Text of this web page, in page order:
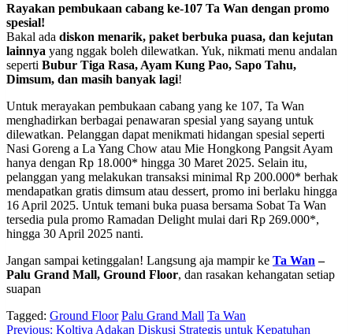
Rayakan pembukaan cabang ke-107 Ta Wan dengan promo
spesial!
Bakal ada diskon menarik, paket berbuka puasa, dan kejutan
lainnya yang nggak boleh dilewatkan. Yuk, nikmati menu andalan
seperti Bubur Tiga Rasa, Ayam Kung Pao, Sapo Tahu,
Dimsum, dan masih banyak lagi!
Untuk merayakan pembukaan cabang yang ke 107, Ta Wan
menghadirkan berbagai penawaran spesial yang sayang untuk
dilewatkan. Pelanggan dapat menikmati hidangan spesial seperti
Nasi Goreng a La Yang Chow atau Mie Hongkong Pangsit Ayam
hanya dengan Rp 18.000* hingga 30 Maret 2025. Selain itu,
pelanggan yang melakukan transaksi minimal Rp 200.000* berhak
mendapatkan gratis dimsum atau dessert, promo ini berlaku hingga
16 April 2025. Untuk temani buka puasa bersama Sobat Ta Wan
tersedia pula promo Ramadan Delight mulai dari Rp 269.000*,
hingga 30 April 2025 nanti.
Jangan sampai ketinggalan! Langsung aja mampir ke Ta Wan –
Palu Grand Mall, Ground Floor, dan rasakan kehangatan setiap
suapan
Tagged: Ground Floor Palu Grand Mall Ta Wan
Previous: Koltiva Adakan Diskusi Strategis untuk Kepatuhan